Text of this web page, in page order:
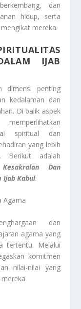
dan
hidup, serta
mereka.
IJAB
dimensi penting
kedalaman dan
Di balik aspek
spiritual dan
yang lebih
Berikut adalah
Kesakralan Dan
Ijab Kabul:
Agama
dan
agama yang
tertentu. Melalui
komitmen
nilai-nilai yang